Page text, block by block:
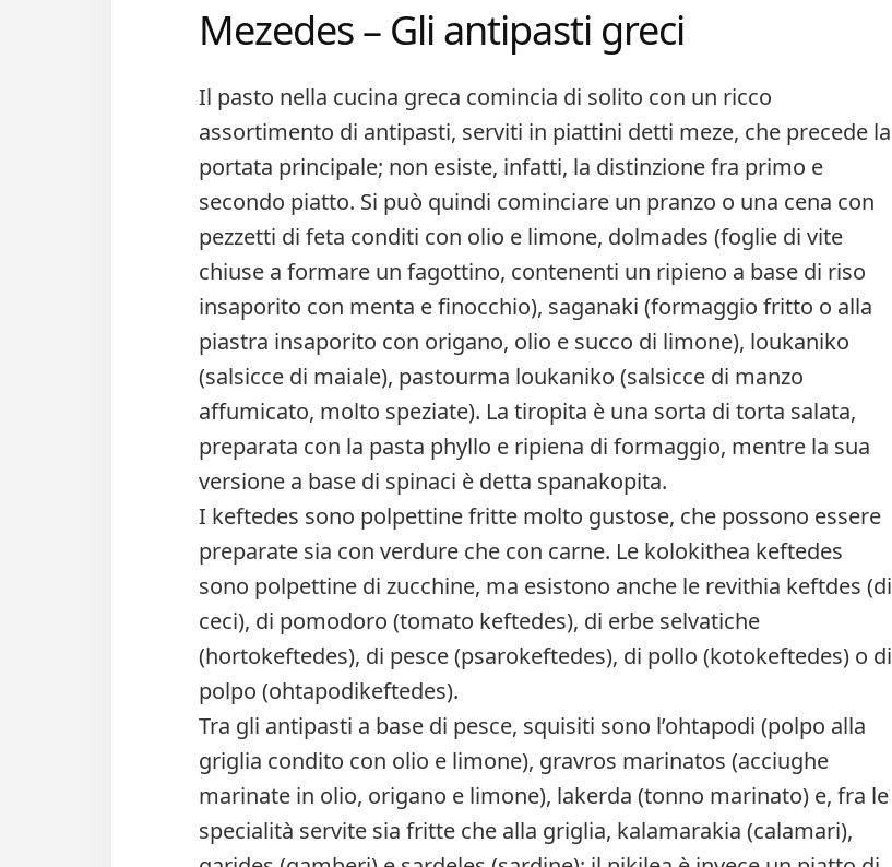
Mezedes – Gli antipasti greci
Il pasto nella cucina greca comincia di solito con un ricco
assortimento di antipasti, serviti in piattini detti meze, che precede la
portata principale; non esiste, infatti, la distinzione fra primo e
secondo piatto. Si può quindi cominciare un pranzo o una cena con
pezzetti di feta conditi con olio e limone, dolmades (foglie di vite
chiuse a formare un fagottino, contenenti un ripieno a base di riso
insaporito con menta e finocchio), saganaki (formaggio fritto o alla
piastra insaporito con origano, olio e succo di limone), loukaniko
(salsicce di maiale), pastourma loukaniko (salsicce di manzo
affumicato, molto speziate). La tiropita è una sorta di torta salata,
preparata con la pasta phyllo e ripiena di formaggio, mentre la sua
versione a base di spinaci è detta spanakopita.
I keftedes sono polpettine fritte molto gustose, che possono essere
preparate sia con verdure che con carne. Le kolokithea keftedes
sono polpettine di zucchine, ma esistono anche le revithia keftdes (di
ceci), di pomodoro (tomato keftedes), di erbe selvatiche
(hortokeftedes), di pesce (psarokeftedes), di pollo (kotokeftedes) o di
polpo (ohtapodikeftedes).
Tra gli antipasti a base di pesce, squisiti sono l’ohtapodi (polpo alla
griglia condito con olio e limone), gravros marinatos (acciughe
marinate in olio, origano e limone), lakerda (tonno marinato) e, fra le
specialità servite sia fritte che alla griglia, kalamarakia (calamari),